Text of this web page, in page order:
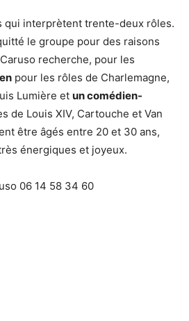
qui interprètent trente-deux rôles.
le groupe pour des raisons
recherche, pour les
pour les rôles de Charlemagne,
Lumière et un comédien-
de Louis XIV, Cartouche et Van
être âgés entre 20 et 30 ans,
énergiques et joyeux.
06 14 58 34 60